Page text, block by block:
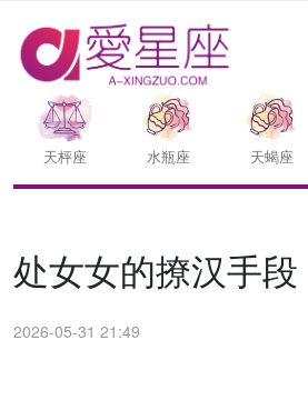
天枰座 水瓶座 天蝎座
处女女的撩汉手
2026-05-31 21:49